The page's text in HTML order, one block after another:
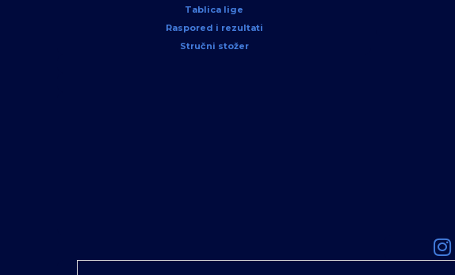
Tablica lige
Raspored i rezultati
Stručni stožer